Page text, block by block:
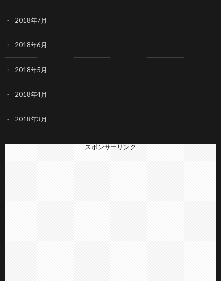
2018年7月
2018年6月
2018年5月
2018年4月
2018年3月
スポンサーリンク